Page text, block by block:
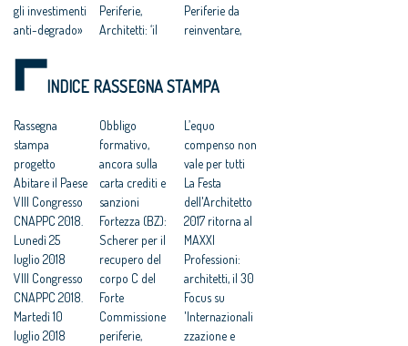
gli investimenti
anti-degrado»
Periferie 2016,
a che punto
Periferie. Il
luogo del
nostro
scontento
Periferie,
Architetti: ‘il
progetti di
Riqualificazion
e urbana e
sicurezza
periferie, 500
MLN per
Programma
straordinario
Piano sceglie il
tutor per
Marghera
Periferie da
reinventare,
burocrazia
‘riqualificare le
periferie è la
sfida di questo
secolo’
INDICE RASSEGNA STAMPA
Rassegna
stampa
progetto
Abitare il Paese
VIII Congresso
CNAPPC 2018.
Lunedì 25
luglio 2018
VIII Congresso
CNAPPC 2018.
Martedì 10
luglio 2018
Obbligo
formativo,
ancora sulla
carta crediti e
sanzioni
Fortezza (BZ):
Scherer per il
recupero del
corpo C del
Forte
Commissione
periferie,
L’equo
compenso non
vale per tutti
La Festa
dell'Architetto
2017 ritorna al
MAXXI
Professioni:
architetti, il 30
Focus su
'Internazionali
zzazione e